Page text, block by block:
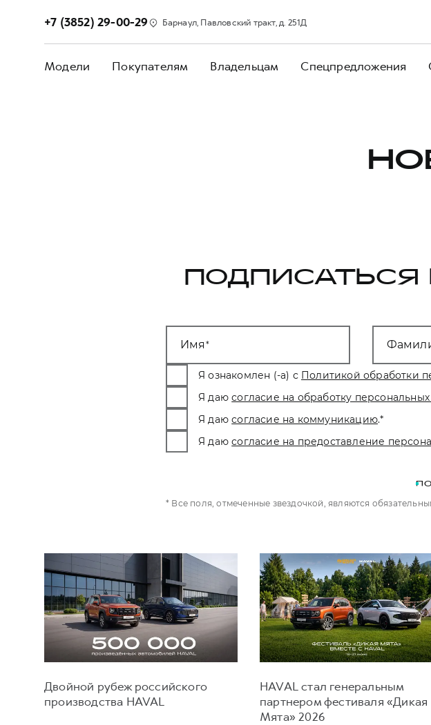
+7 (3852) 29-00-29 Барнаул, Павловский тракт, д. 251Д
Модели Покупателям Владельцам Спецпредложения
ПОДПИСАТЬСЯ
Имя
Я ознакомлен (-а) с Политикой обработки
Я даю согласие на обработку
Я даю согласие на коммуникацию.*
Я даю согласие на предоставление
* Все поля, отмеченные звездочкой, являются
Двойной рубеж российского
производства HAVAL
HAVAL стал генеральным
партнером фестиваля «Дикая
Мята» 2026